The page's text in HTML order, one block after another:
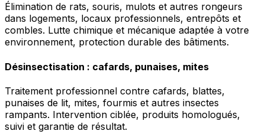
Élimination de rats, souris, mulots et autres rongeurs
dans logements, locaux professionnels, entrepôts et
combles. Lutte chimique et mécanique adaptée à votre
environnement, protection durable des bâtiments.
Désinsectisation : cafards, punaises, mites
Traitement professionnel contre cafards, blattes,
punaises de lit, mites, fourmis et autres insectes
rampants. Intervention ciblée, produits homologués,
suivi et garantie de résultat.